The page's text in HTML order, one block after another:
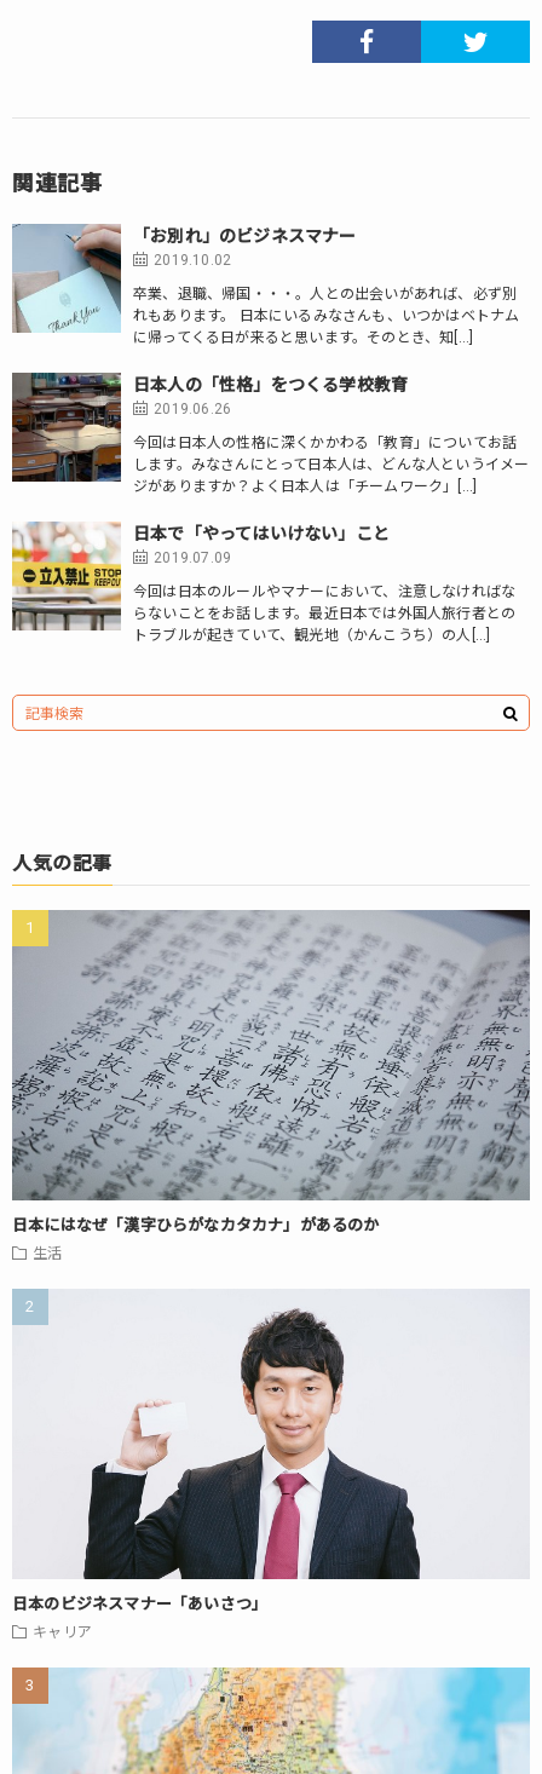
関連記事
「お別れ」のビジネスマナー
2019.10.02
卒業、退職、帰国・・・。人との出会いがあれば、必ず別
れもあります。 日本にいるみなさんも、いつかはベトナム
に帰ってくる日が来ると思います。そのとき、知[…]
日本人の「性格」をつくる学校教育
2019.06.26
今回は日本人の性格に深くかかわる「教育」についてお話
します。みなさんにとって日本人は、どんな人というイメー
ジがありますか？よく日本人は「チームワーク」[…]
日本で「やってはいけない」こと
2019.07.09
今回は日本のルールやマナーにおいて、注意しなければな
らないことをお話します。最近日本では外国人旅行者との
トラブルが起きていて、観光地（かんこうち）の人[…]
人気の記事
日本にはなぜ「漢字ひらがなカタカナ」があるのか
生活
日本のビジネスマナー「あいさつ」
キャリア